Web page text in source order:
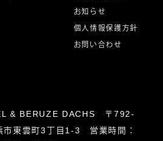
お知らせ
個人情報保護方針
お問い合わせ
& BERUZE DACHS 〒792-
市東雲町3丁目1-3 営業時間：